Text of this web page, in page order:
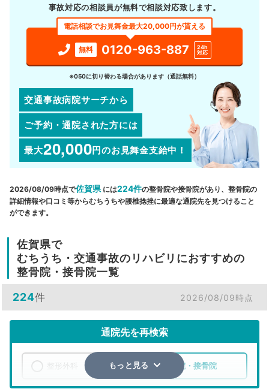
事故対応の相談員が無料で相談対応致します。
電話相談でお見舞金最大20,000円が貰える
無料 0120-963-887
24h
対応
※050に切り替わる場合があります（通話無料）
交通事故病院サーチから
ご予約・通院された方には
最大20,000円のお見舞金支給中！
2026/08/09時点で佐賀県には224件の整骨院や接骨院があり、整骨院の
詳細情報や口コミ等からむちうちや腰椎捻挫に最適な通院先を見つけること
ができます。
佐賀県で
むちうち・交通事故のリハビリにおすすめの
整骨院・接骨院一覧
224件 2026/08/09時点
通院先を再検索
整骨院・接骨院
もっと見る